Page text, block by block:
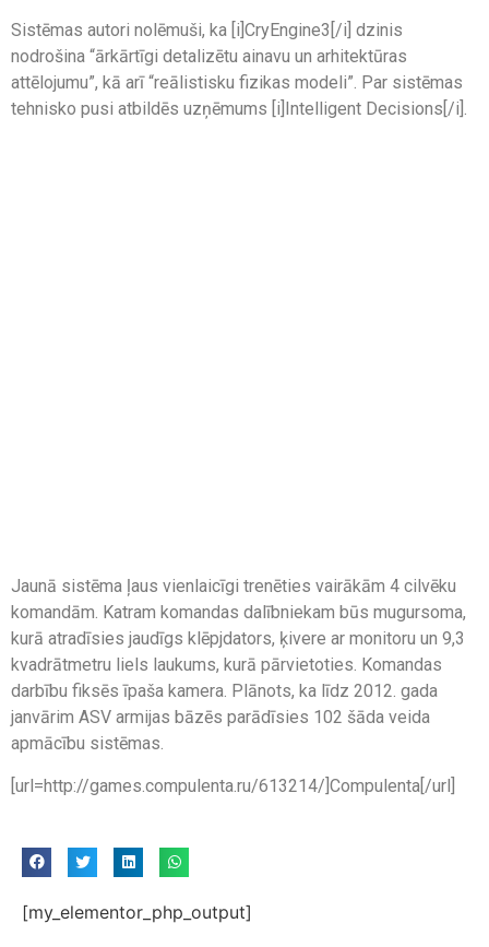
Sistēmas autori nolēmuši, ka [i]CryEngine3[/i] dzinis
nodrošina “ārkārtīgi detalizētu ainavu un arhitektūras
attēlojumu”, kā arī “reālistisku fizikas modeli”. Par sistēmas
tehnisko pusi atbildēs uzņēmums [i]Intelligent Decisions[/i].
Jaunā sistēma ļaus vienlaicīgi trenēties vairākām 4 cilvēku
komandām. Katram komandas dalībniekam būs mugursoma,
kurā atradīsies jaudīgs klēpjdators, ķivere ar monitoru un 9,3
kvadrātmetru liels laukums, kurā pārvietoties. Komandas
darbību fiksēs īpaša kamera. Plānots, ka līdz 2012. gada
janvārim ASV armijas bāzēs parādīsies 102 šāda veida
apmācību sistēmas.
[url=http://games.compulenta.ru/613214/]Compulenta[/url]
[my_elementor_php_output]